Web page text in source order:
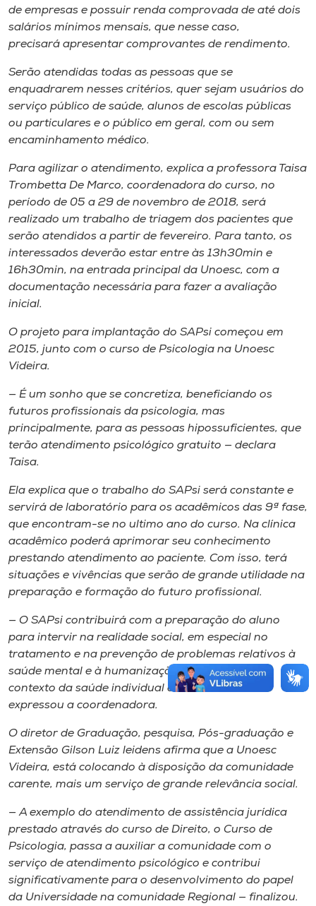
de empresas e possuir renda comprovada de até dois
salários mínimos mensais, que nesse caso,
precisará apresentar comprovantes de rendimento.
Serão atendidas todas as pessoas que se
enquadrarem nesses critérios, quer sejam usuários do
serviço público de saúde, alunos de escolas públicas
ou particulares e o público em geral, com ou sem
encaminhamento médico.
Para agilizar o atendimento, explica a professora Taisa
Trombetta De Marco, coordenadora do curso, no
período de 05 a 29 de novembro de 2018, será
realizado um trabalho de triagem dos pacientes que
serão atendidos a partir de fevereiro. Para tanto, os
interessados deverão estar entre às 13h30min e
16h30min, na entrada principal da Unoesc, com a
documentação necessária para fazer a avaliação
inicial.
O projeto para implantação do SAPsi começou em
2015, junto com o curso de Psicologia na Unoesc
Videira.
— É um sonho que se concretiza, beneficiando os
futuros profissionais da psicologia, mas
principalmente, para as pessoas hipossuficientes, que
terão atendimento psicológico gratuito — declara
Taisa.
Ela explica que o trabalho do SAPsi será constante e
servirá de laboratório para os acadêmicos das 9ª fase,
que encontram-se no ultimo ano do curso. Na clínica
acadêmico poderá aprimorar seu conhecimento
prestando atendimento ao paciente. Com isso, terá
situações e vivências que serão de grande utilidade na
preparação e formação do futuro profissional.
— O SAPsi contribuirá com a preparação do aluno
para intervir na realidade social, em especial no
tratamento e na prevenção de problemas relativos à
saúde mental e à humanização das práticas, no
contexto da saúde individual e da sociedade—
expressou a coordenadora.
O diretor de Graduação, pesquisa, Pós-graduação e
Extensão Gilson Luiz leidens afirma que a Unoesc
Videira, está colocando à disposição da comunidade
carente, mais um serviço de grande relevância social.
— A exemplo do atendimento de assistência jurídica
prestado através do curso de Direito, o Curso de
Psicologia, passa a auxiliar a comunidade com o
serviço de atendimento psicológico e contribui
significativamente para o desenvolvimento do papel
da Universidade na comunidade Regional — finalizou.